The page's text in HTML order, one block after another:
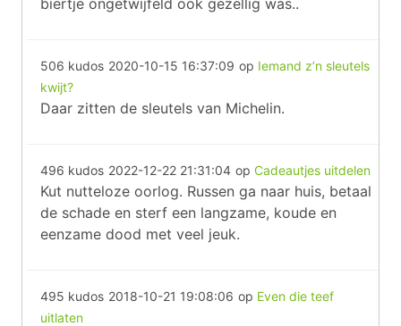
biertje ongetwijfeld ook gezellig was..
506 kudos 2020-10-15 16:37:09 op Iemand z’n sleutels
kwijt?
Daar zitten de sleutels van Michelin.
496 kudos 2022-12-22 21:31:04 op Cadeautjes uitdelen
Kut nutteloze oorlog. Russen ga naar huis, betaal
de schade en sterf een langzame, koude en
eenzame dood met veel jeuk.
495 kudos 2018-10-21 19:08:06 op Even die teef
uitlaten